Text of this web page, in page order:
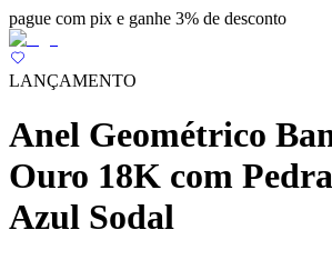
pague com pix e ganhe 3% de desconto
LANÇAMENTO
Anel Geométrico
Ouro 18K com
Azul Sodal